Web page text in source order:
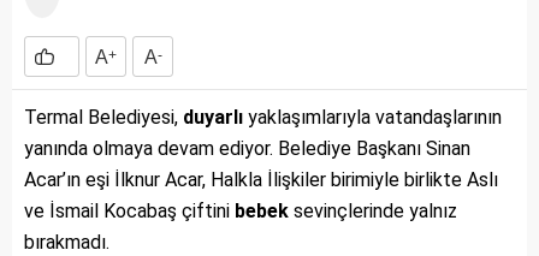
A+ A-
Termal Belediyesi, duyarlı yaklaşımlarıyla vatandaşlarının
yanında olmaya devam ediyor. Belediye Başkanı Sinan
Acar’ın eşi İlknur Acar, Halkla İlişkiler birimiyle birlikte Aslı
ve İsmail Kocabaş çiftini bebek sevinçlerinde yalnız
bırakmadı.